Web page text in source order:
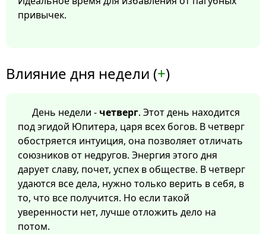
привычек.
Влияние дня недели (+)
День недели - четверг. Этот день находится
под эгидой Юпитера, царя всех богов. В четверг
обостряется интуиция, она позволяет отличать
союзников от недругов. Энергия этого дня
дарует славу, почет, успех в обществе. В четверг
удаются все дела, нужно только верить в себя, в
то, что все получится. Но если такой
уверенности нет, лучше отложить дело на
потом.